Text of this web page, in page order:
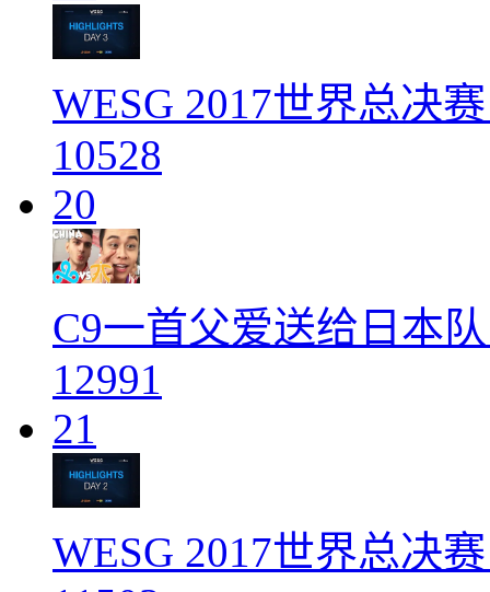
WESG 2017世界总决
10528
20
C9一首父爱送给日本
12991
21
WESG 2017世界总决